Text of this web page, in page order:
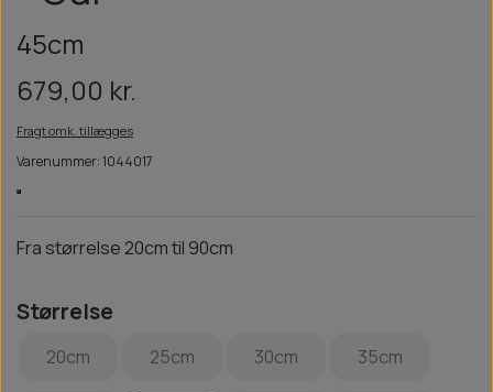
45cm
679,00 kr.
Fragt omk. tillægges
Varenummer: 1044017
Fra størrelse 20cm til 90cm
Størrelse
20cm 25cm 30cm 35cm